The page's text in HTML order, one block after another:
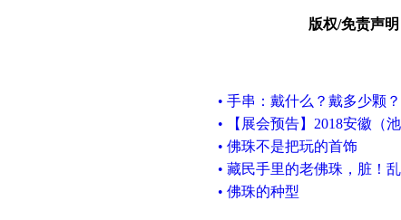
版权/免责声明
• 手串：戴什么？戴多少颗
• 【展会预告】2018安徽（
• 佛珠不是把玩的首饰
• 藏民手里的老佛珠，脏！
• 佛珠的种型